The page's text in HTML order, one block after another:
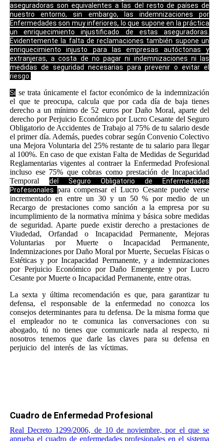
aseguradoras son equivalentes a las del resto de países de
nuestro entorno, sin embargo, las indemnizaciones por
Enfermedades son muy inferiores, lo que supone en la práctica
un enriquecimiento injustificado de estas aseguradoras.
Evidentemente la falta de reclamaciones también supone un
enriquecimiento injusto para las empresas autóctonas y
extranjeras, a costa de no pagar ni indemnizaciones ni las
medidas de seguridad necesarias para prevenir o evitar el
riesgo.
Si se trata únicamente el factor económico de la indemnización
el que te preocupa, calcula que por cada día de baja tienes
derecho a un mínimo de 52 euros por Daño Moral, aparte del
derecho por Perjuicio Económico por Lucro Cesante del Seguro
Obligatorio de Accidentes de Trabajo al 75% de tu salario desde
el primer día. Además, puedes cobrar según Convenio Colectivo
una Mejora Voluntaria del 25% restante de tu salario para llegar
al 100%. En caso de que existan Falta de Medidas de Seguridad
Reglamentarias vigentes al contraer la Enfermedad Profesional
incluso ese 75% que cobras como prestación de Incapacidad
Temporal del Seguro Obligatorio de Enfermedades
Profesionales para compensar el Lucro Cesante puede verse
incrementado en entre un 30 y un 50 % por medio de un
Recargo de prestaciones como sanción a la empresa por su
incumplimiento de la normativa mínima y básica sobre medidas
de seguridad. Aparte puede existir derecho a prestaciones de
Viudedad, Orfandad o Incapacidad Permanente, Mejoras
Voluntarias por Muerte o Incapacidad Permanente,
Indemnizaciones por Daño Moral por Muerte, Secuelas Físicas o
Estéticas y por Incapacidad Permanente, y a indemnizaciones
por Perjuicio Económico por Daño Emergente y por Lucro
Cesante por Muerte o Incapacidad Permanente, entre otras.
La sexta y última recomendación es que, para garantizar tu
defensa, el responsable de la enfermedad no conozca los
consejos determinantes para tu defensa. De la misma forma que
el empleador no te comunica las conversaciones con su
abogado, tú no tienes que comunicarle nada al respecto, ni
nosotros tenemos que darle las claves para su defensa en
perjuicio del interés de las víctimas.
Cuadro de Enfermedad Profesional
Real Decreto 1299/2006, de 10 de noviembre, por el que se
aprueba el cuadro de enfermedades profesionales en el sistema